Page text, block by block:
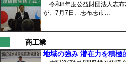
令和8年度公益財団法人志
が、7月7日、志布志市…
商工業
地域の強み 潜在力を積